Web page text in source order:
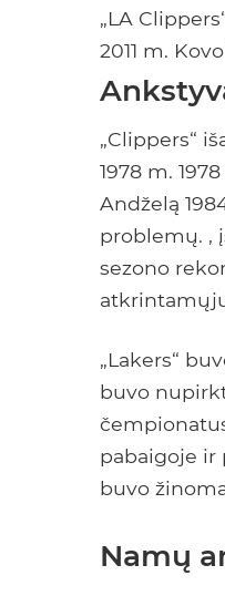
„LA
2011 m.
„Clippers“
1978 m.
Andželą
problemų. ,
sezono
„Lakers“
buvo
pabaigoje ir
buvo
Namų